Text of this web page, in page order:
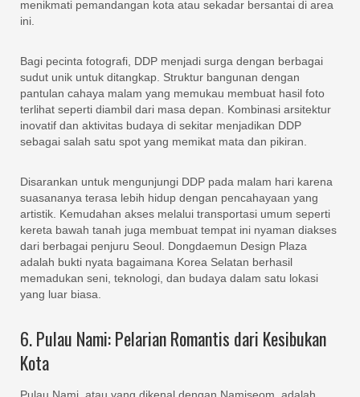
menikmati pemandangan kota atau sekadar bersantai di area
ini.
Bagi pecinta fotografi, DDP menjadi surga dengan berbagai
sudut unik untuk ditangkap. Struktur bangunan dengan
pantulan cahaya malam yang memukau membuat hasil foto
terlihat seperti diambil dari masa depan. Kombinasi arsitektur
inovatif dan aktivitas budaya di sekitar menjadikan DDP
sebagai salah satu spot yang memikat mata dan pikiran.
Disarankan untuk mengunjungi DDP pada malam hari karena
suasananya terasa lebih hidup dengan pencahayaan yang
artistik. Kemudahan akses melalui transportasi umum seperti
kereta bawah tanah juga membuat tempat ini nyaman diakses
dari berbagai penjuru Seoul. Dongdaemun Design Plaza
adalah bukti nyata bagaimana Korea Selatan berhasil
memadukan seni, teknologi, dan budaya dalam satu lokasi
yang luar biasa.
6. Pulau Nami: Pelarian Romantis dari Kesibukan
Kota
Pulau Nami, atau yang dikenal dengan Namiseom, adalah